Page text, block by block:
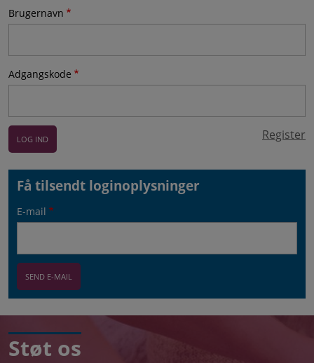
Brugernavn
Adgangskode
Register
Få tilsendt loginoplysninger
E-mail
Støt os